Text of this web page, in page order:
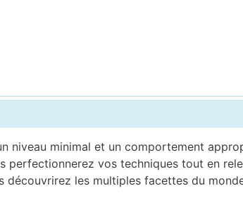
niveau minimal et un comportement
perfectionnerez vos techniques tout en
découvrirez les multiples facettes du